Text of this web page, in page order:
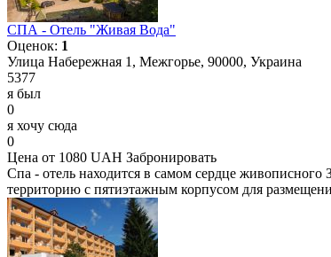
СПА - Отель "Живая Вода"
Оценок: 1
Улица Набережная 1, Межгорье, 90000, Украина
5377
я был
0
я хочу сюда
0
Цена от 1080 UAH Забронировать
Спа - отель находится в самом сердце
территорию с пятиэтажным корпусом для